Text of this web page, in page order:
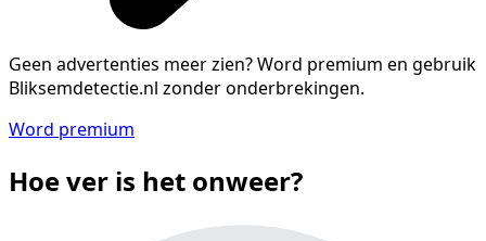
Geen advertenties meer zien?Word premium en gebruik
Bliksemdetectie.nl zonder onderbrekingen.
Word premium
Hoe ver is het onweer?